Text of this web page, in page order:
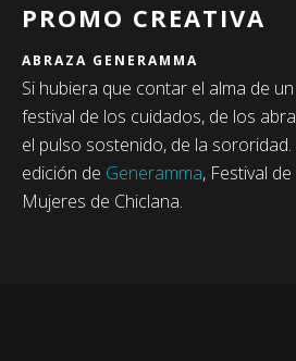
PROMO CREATIVA
ABRAZA GENERAMMA
Si hubiera que contar el alma de
festival de los cuidados, de los
el pulso sostenido, de la
edición de Generamma, Festival
Mujeres de Chiclana.